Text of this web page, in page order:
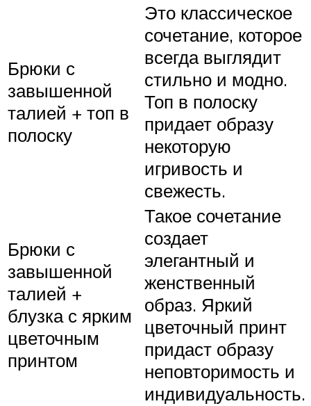
Брюки с
завышенной
талией + топ в
полоску
Это классическое
сочетание, которое
всегда выглядит
стильно и модно.
Топ в полоску
придает образу
некоторую
игривость и
свежесть.
Брюки с
завышенной
талией +
блузка с ярким
цветочным
принтом
Такое сочетание
создает
элегантный и
женственный
образ. Яркий
цветочный принт
придаст образу
неповторимость и
индивидуальность.